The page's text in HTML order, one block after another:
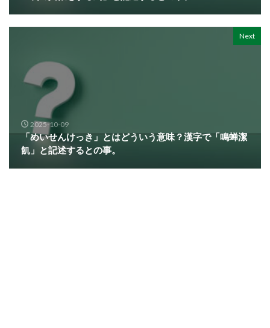
Next
2025-10-09
「めいせんけっき」とはどういう意味？漢字で「鳴蝉潔
飢」と記述するとの事。